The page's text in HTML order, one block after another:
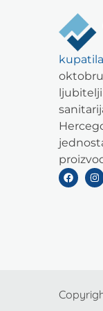
oktobru